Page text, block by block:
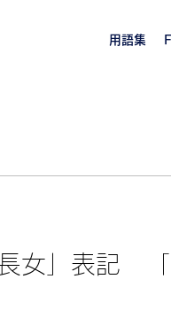
用語集
女」表記